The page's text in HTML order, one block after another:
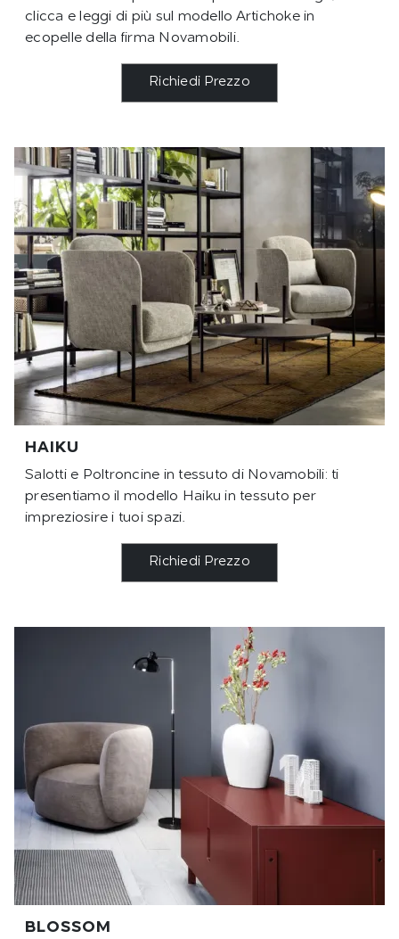
clicca e leggi di più sul modello Artichoke in
ecopelle della firma Novamobili.
Richiedi Prezzo
HAIKU
Salotti e Poltroncine in tessuto di Novamobili: ti
presentiamo il modello Haiku in tessuto per
impreziosire i tuoi spazi.
Richiedi Prezzo
BLOSSOM